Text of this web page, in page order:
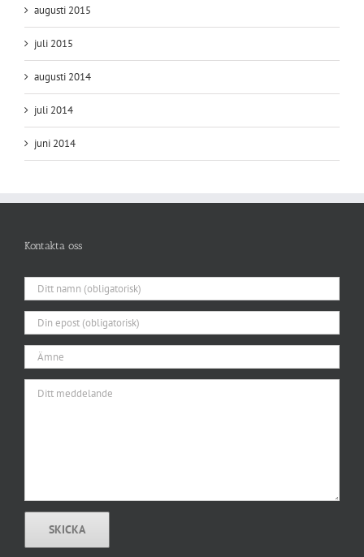
augusti 2015
juli 2015
augusti 2014
juli 2014
juni 2014
Kontakta oss